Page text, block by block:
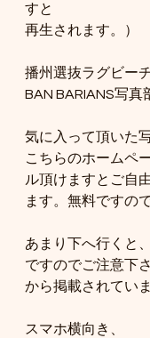
すと
再生されます。）
播州選抜ラグビー
BAN BARIANS写真
気に入って頂いた
こちらのホームペ
ル頂けますとご自
ます。無料ですの
あまり下へ行くと
ですのでご注意下
から掲載されていま
スマホ横向き、